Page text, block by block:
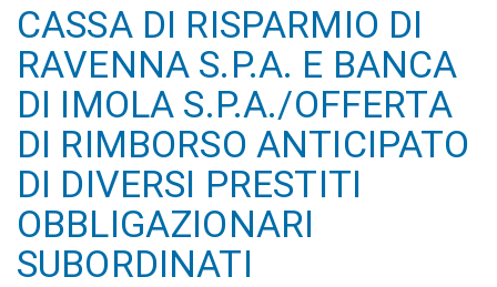
CASSA DI RISPARMIO DI
RAVENNA S.P.A. E BANCA
DI IMOLA S.P.A./OFFERTA
DI RIMBORSO ANTICIPATO
DI DIVERSI PRESTITI
OBBLIGAZIONARI
SUBORDINATI